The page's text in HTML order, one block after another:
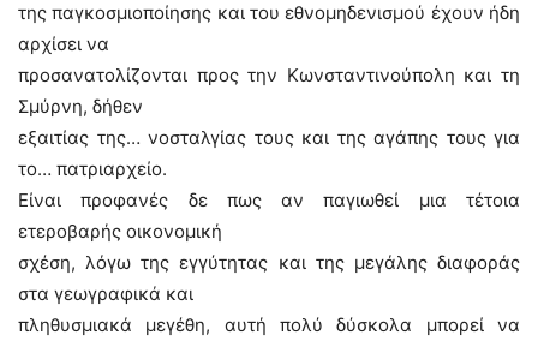
της παγκοσμιοποίησης και του εθνομηδενισμού έχουν ήδη
αρχίσει να
προσανατολίζονται προς την Κωνσταντινούπολη και τη
Σμύρνη, δήθεν
εξαιτίας της… νοσταλγίας τους και της αγάπης τους για
το… πατριαρχείο.
Είναι προφανές δε πως αν παγιωθεί μια τέτοια
ετεροβαρής οικονομική
σχέση, λόγω της εγγύτητας και της μεγάλης διαφοράς
στα γεωγραφικά και
πληθυσμιακά μεγέθη, αυτή πολύ δύσκολα μπορεί να